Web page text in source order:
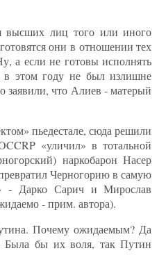
высших лиц того или иного
они в отношении тех
а если не готовы исполнять
в этом году не был излишне
заявили, что Алиев - матерый
пьедестале, сюда решили
«уличил» в тотальной
наркобарон Насер
Черногорию в самую
- Дарко Сарич и Мирослав
- прим. автора).
Почему ожидаемым? Да
Была бы их воля, так Путин